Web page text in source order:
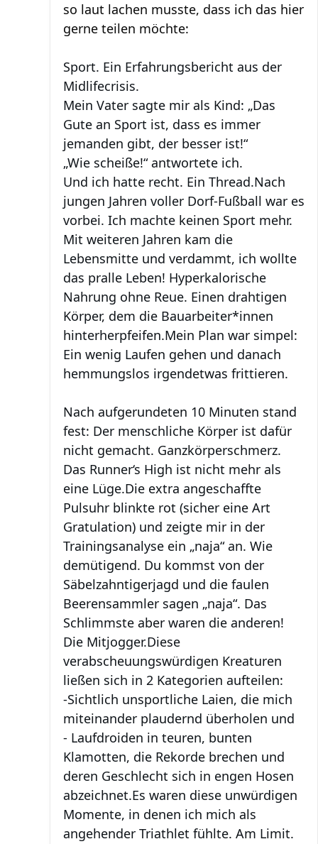
so laut lachen musste, dass ich das hier
gerne teilen möchte:
Sport. Ein Erfahrungsbericht aus der
Midlifecrisis.
Mein Vater sagte mir als Kind: „Das
Gute an Sport ist, dass es immer
jemanden gibt, der besser ist!“
„Wie scheiße!“ antwortete ich.
Und ich hatte recht. Ein Thread.Nach
jungen Jahren voller Dorf-Fußball war es
vorbei. Ich machte keinen Sport mehr.
Mit weiteren Jahren kam die
Lebensmitte und verdammt, ich wollte
das pralle Leben! Hyperkalorische
Nahrung ohne Reue. Einen drahtigen
Körper, dem die Bauarbeiter*innen
hinterherpfeifen.Mein Plan war simpel:
Ein wenig Laufen gehen und danach
hemmungslos irgendetwas frittieren.
Nach aufgerundeten 10 Minuten stand
fest: Der menschliche Körper ist dafür
nicht gemacht. Ganzkörperschmerz.
Das Runner‘s High ist nicht mehr als
eine Lüge.Die extra angeschaffte
Pulsuhr blinkte rot (sicher eine Art
Gratulation) und zeigte mir in der
Trainingsanalyse ein „naja“ an. Wie
demütigend. Du kommst von der
Säbelzahntigerjagd und die faulen
Beerensammler sagen „naja“. Das
Schlimmste aber waren die anderen!
Die Mitjogger.Diese
verabscheuungswürdigen Kreaturen
ließen sich in 2 Kategorien aufteilen:
-Sichtlich unsportliche Laien, die mich
miteinander plaudernd überholen und
- Laufdroiden in teuren, bunten
Klamotten, die Rekorde brechen und
deren Geschlecht sich in engen Hosen
abzeichnet.Es waren diese unwürdigen
Momente, in denen ich mich als
angehender Triathlet fühlte. Am Limit.